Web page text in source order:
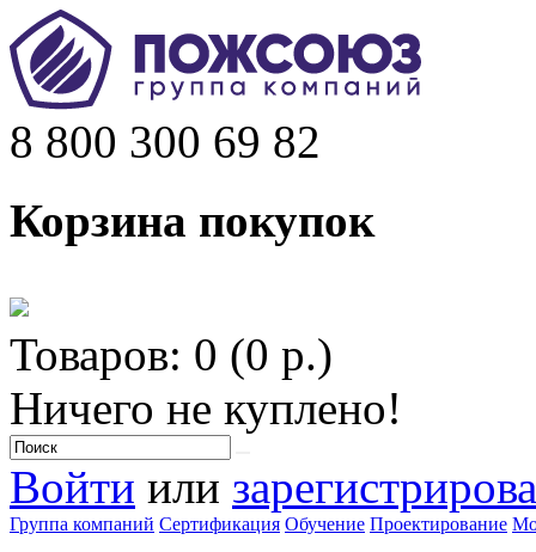
8 800 300 69 82
Корзина покупок
Товаров: 0 (0 р.)
Ничего не куплено!
Войти или
Группа компаний Сертификация Обучение Проектирование